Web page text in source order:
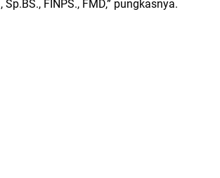
Sp.BS., FINPS., FMD,” pungkasnya.